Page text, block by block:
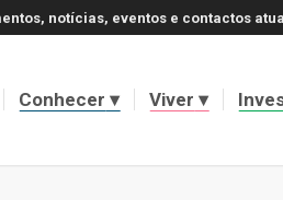
notícias, eventos e contactos
Conhecer Viver